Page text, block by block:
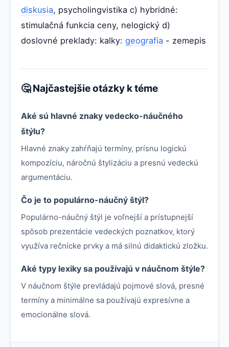
diskusia, psycholingvistika c) hybridné:
stimulačná funkcia ceny, nelogický d)
doslovné preklady: kalky: geografia - zemepis
🤔 Najčastejšie otázky k téme
Aké sú hlavné znaky vedecko-náučného
štýlu?
Hlavné znaky zahŕňajú termíny, prísnu logickú
kompozíciu, náročnú štylizáciu a presnú vedeckú
argumentáciu.
Čo je to populárno-náučný štýl?
Populárno-náučný štýl je voľnejší a prístupnejší
spôsob prezentácie vedeckých poznatkov, ktorý
využíva rečnícke prvky a má silnú didaktickú zložku.
Aké typy lexiky sa používajú v náučnom štýle?
V náučnom štýle prevládajú pojmové slová, presné
termíny a minimálne sa používajú expresívne a
emocionálne slová.